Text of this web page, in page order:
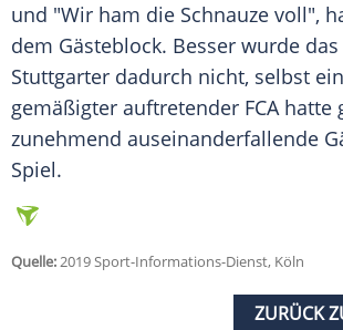
und "Wir ham die Schnauze voll",
dem Gästeblock. Besser wurde
Stuttgarter dadurch nicht, selbst
gemäßigter auftretender FCA hatte
zunehmend auseinanderfallende
Spiel.
Quelle:2019 Sport-Informations-Dienst, Köln
ZURÜCK